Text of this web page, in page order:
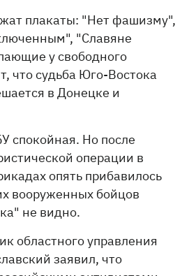
плакаты: "Нет фашизму",
"Славяне
у свободного
что судьба Юго-Востока
в Донецке и
спокойная. Но после
операции в
опять прибавилось
вооруженных бойцов
не видно.
областного управления
заявил, что